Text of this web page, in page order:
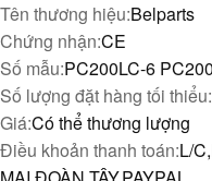
Tên thương hiệu:Belparts
Chứng nhận:CE
Số mẫu:PC200LC-6
Số lượng đặt hàng tối thiểu:
Giá:Có thể thương lượng
Điều khoản thanh toán:L/